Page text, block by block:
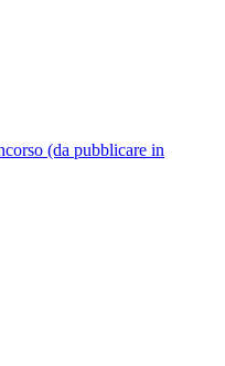
(da pubblicare in